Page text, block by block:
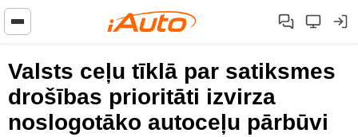
Valsts ceļu tīklā par satiksmes
drošības prioritāti izvirza
noslogotāko autoceļu pārbūvi